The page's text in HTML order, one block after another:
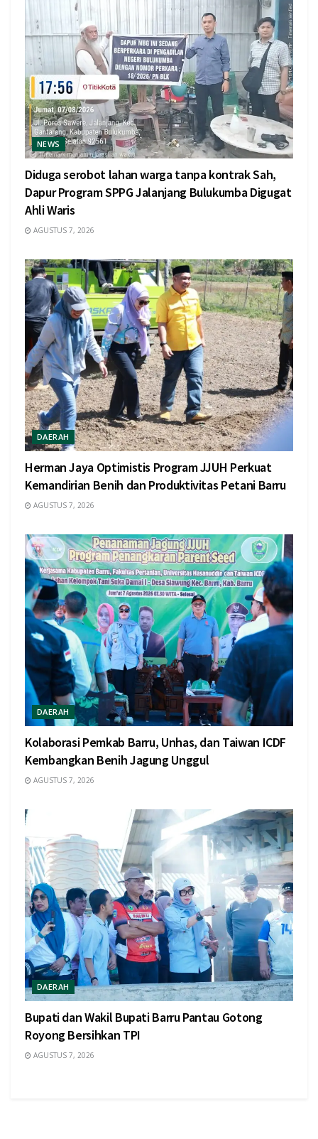
NEWS
Diduga serobot lahan warga tanpa kontrak Sah,
Dapur Program SPPG Jalanjang Bulukumba Digugat
Ahli Waris
AGUSTUS 7, 2026
DAERAH
Herman Jaya Optimistis Program JJUH Perkuat
Kemandirian Benih dan Produktivitas Petani Barru
AGUSTUS 7, 2026
DAERAH
Kolaborasi Pemkab Barru, Unhas, dan Taiwan ICDF
Kembangkan Benih Jagung Unggul
AGUSTUS 7, 2026
DAERAH
Bupati dan Wakil Bupati Barru Pantau Gotong
Royong Bersihkan TPI
AGUSTUS 7, 2026